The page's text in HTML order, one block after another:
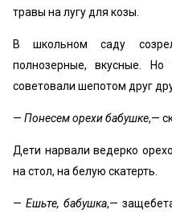
травы на лугу для козы.
В школьном саду
полнозерные, вкусные.
советовали шепотом друг
— Понесем орехи бабушке,—
Дети нарвали ведерко
на стол, на белую скатерть.
—Ешьте, бабушка,—